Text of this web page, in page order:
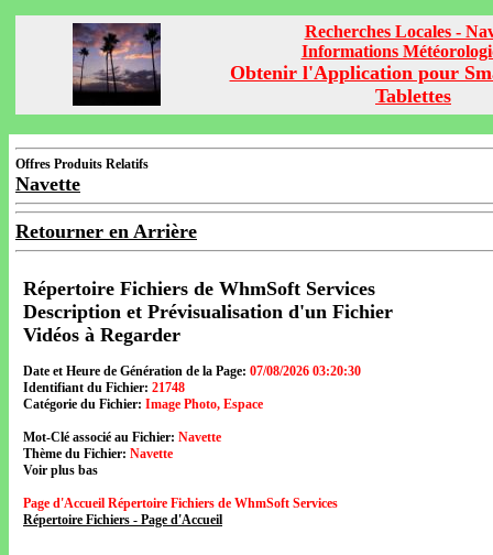
Recherches Locales -
Informations
Obtenir l'Application pour
Tablettes
Offres Produits Relatifs
Navette
Retourner en Arrière
Répertoire Fichiers de WhmSoft Services
Description et Prévisualisation d'un Fichier
Vidéos à Regarder
Date et Heure de Génération de la Page: 07/08/2026 03:20:30
Identifiant du Fichier: 21748
Catégorie du Fichier: Image Photo, Espace
Mot-Clé associé au Fichier: Navette
Thème du Fichier: Navette
Voir plus bas
Page d'Accueil Répertoire Fichiers de WhmSoft Services
Répertoire Fichiers - Page d'Accueil